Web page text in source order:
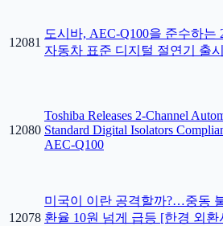
12081
도시바, AEC-Q100을 준수하는
자동차 표준 디지털 절연기 출시
12080
Toshiba Releases 2-Channel
Standard Digital Isolators
AEC-Q100
12078
미국이 이란 공격할까?…중동
환율 10원 넘게 급등 [한경 외환